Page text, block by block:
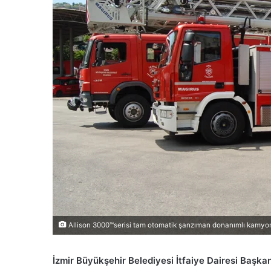
Allison 3000™serisi tam otomatik şanzıman donanımlı
İzmir Büyükşehir Belediyesi İtfaiye Dairesi